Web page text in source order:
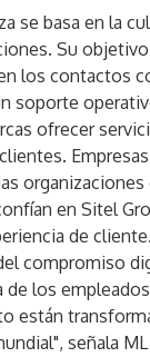
se basa en la
Su
los contactos
soporte
ofrecer
en Sitel
de cliente.
compromiso
de los
están
señala